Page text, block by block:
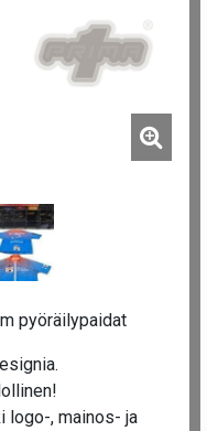
pyöräilypaidat
logo-, mainos- ja